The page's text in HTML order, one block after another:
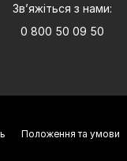
Зв’яжіться з нами:
0 800 50 09 50
Положення та умови